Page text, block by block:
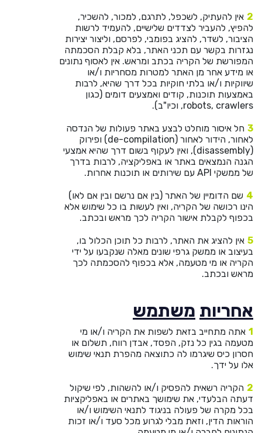
אין להעתיק, לשכפל, לתרגם, למכור, להשכיר,
להפיץ, להעביר לצדדים שלישיים, להעמיד לרשות
הציבור, לשדר, להציג בפומבי, לפרסם, וליצור יצירות
נגזרות בקשר עם תכני האתר, בלא קבלת הסכמתה
המפורשת של הקריה בכתב ומראש. אין לאסוף נתונים
או מידע אחר מן האתר למטרות מסחריות ו/או
שיווקיות ו/או בלתי חוקיות בכל דרך שהיא, לרבות
באמצעות תוכנות, קודים ואמצעים דומים (כגון
robots, crawlers, וכיו"ב).
חל איסור מוחלט לבצע באתר פעולות של הנדסה
לאחור, הידור לאחור (de-compilation) ופירוק
(disassembly), ואין לעקוף בשום דרך שהיא אמצעי
הגנה הנמצאים באתר או באפליקציה, לרבות בדרך
של ממשקי API עם שירותים או תוכנות אחרות.
שם הדומיין של האתר (בין אם נרשם ובין אם לאו)
הינו רכושה של הקריה, ואין לעשות בו כל שימוש אלא
בכפוף לקבלת אישור הקריה לכך מראש ובכתב.
אין להציג את האתר, לרבות כל תוכן הכלול בו,
בעיצוב או ממשק גרפי שונים מאלה שנקבעו על ידי
הקריה או מי מטעמה, אלא בכפוף להסכמתה לכך
מראש ובכתב.
אחריות משתמש
אתה מתחייב בזאת לשפות את הקריה ו/או מי
מטעמה בגין כל נזק, הפסד, אבדן רווח, תשלום או
חסרון כיס שיגרמו לה כתוצאה מהפרת תנאי שימוש
אלו על ידך.
הקריה רשאית להפסיק ו/או להשהות, לפי שיקול
דעתה הבלעדי, את שימושך באתרים או באפליקציות
בכל מקרה של פעולה בניגוד לתנאי השימוש ו/או
הוראות הדין, וזאת מבלי לגרוע מכל סעד ו/או זכות